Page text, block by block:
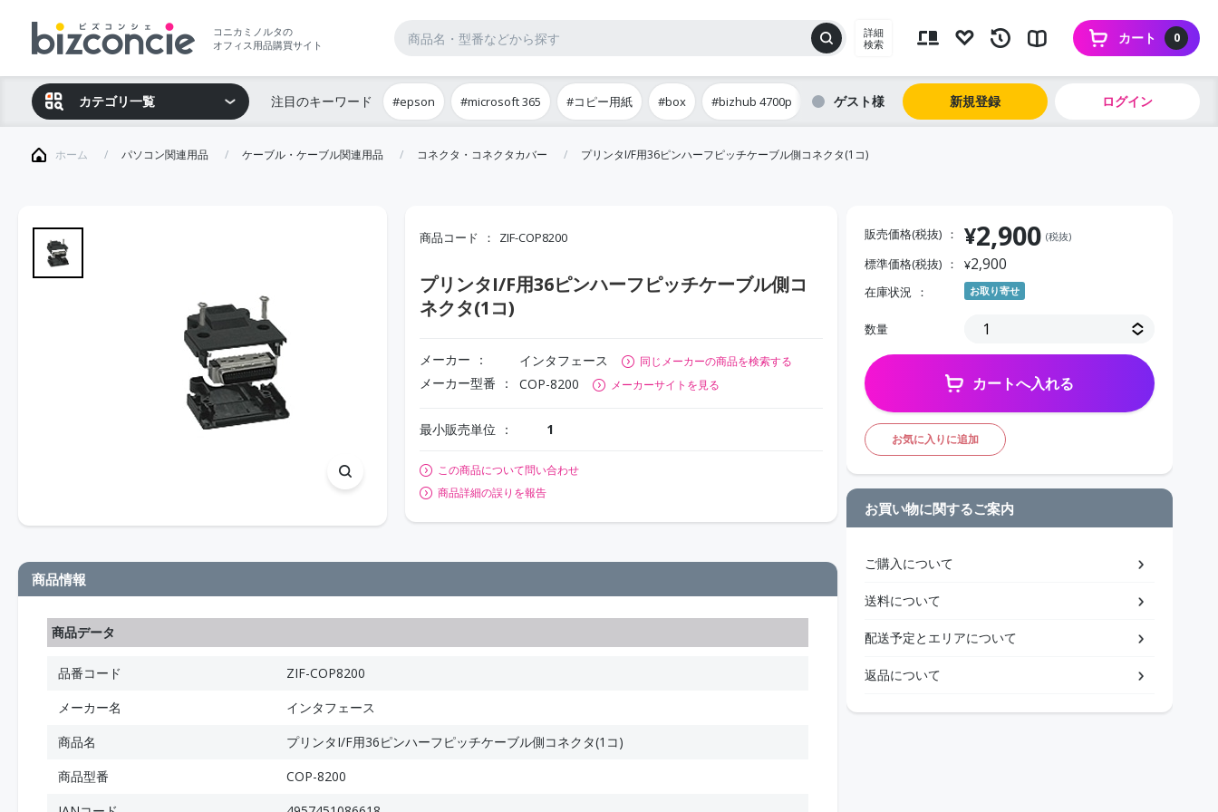
コニカミノルタの
オフィス用品購買サイト
詳細
検索
0
カート
カテゴリ一覧 注目のキーワード #epson #microsoft 365 #コピー用紙 #box #bizhub 4700p ゲスト 新規登録 ログイン
ホーム パソコン関連用品 ケーブル・ケーブル関連用品 コネクタ・コネクタカバー プリンタI/F用36ピンハーフピッチケーブル側コネクタ(1コ)
商品コード ZIF-COP8200
プリンタI/F用36ピンハーフピッチケーブル側コ
ネクタ(1コ)
メーカー インタフェース 同じメーカーの商品を検索する
メーカー型番 COP-8200 メーカーサイトを見る
最小販売単位 1
この商品について問い合わせ
商品詳細の誤りを報告
商品情報
商品データ
品番コード
ZIF-COP8200
メーカー名
インタフェース
商品名
プリンタI/F用36ピンハーフピッチケーブル側コネクタ(1コ)
商品型番
COP-8200
販売価格(税抜) ¥2,900 (税抜)
標準価格(税抜) ¥2,900
在庫状況 お取り寄せ
数量
カートへ入れる
お気に入りに追加
お買い物に関するご案内
ご購入について
送料について
配送予定とエリアについて
返品について